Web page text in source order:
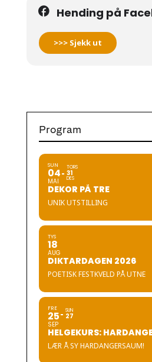
Hending på
>>> Sjekk ut
Program
SUN
04
MAI
TORS
31
DES
DEKOR PÅ TRE
UNIK UTSTILLING
TYS
18
AUG
DIKTARDAGEN 2026
POETISK FESTKVELD PÅ UTNE
FRE
25
SEP
SUN
27
HELGEKURS:
LÆR Å SY HARDANGERSAUM!